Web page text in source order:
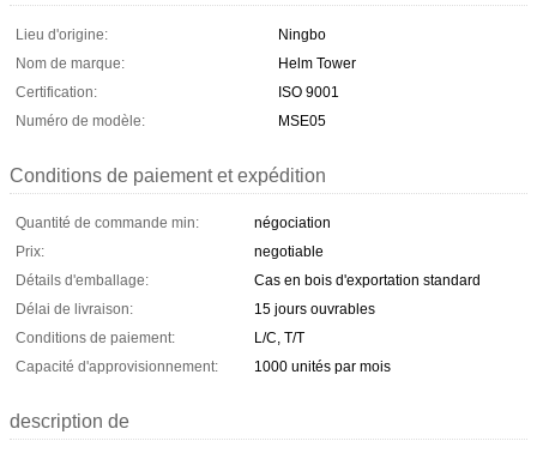
Lieu d'origine:
Ningbo
Nom de marque:
Helm Tower
Certification:
ISO 9001
Numéro de modèle:
MSE05
Conditions de paiement et expédition
Quantité de commande min:
négociation
Prix:
negotiable
Détails d'emballage:
Cas en bois d'exportation standard
Délai de livraison:
15 jours ouvrables
Conditions de paiement:
L/C, T/T
Capacité d'approvisionnement:
1000 unités par mois
description de